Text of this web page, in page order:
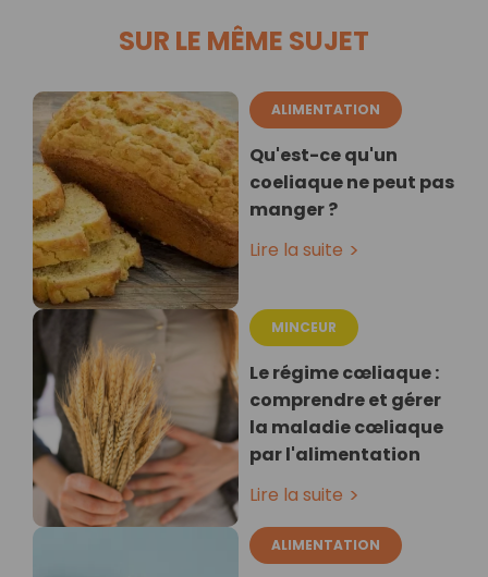
SUR LE MÊME SUJET
ALIMENTATION
Qu'est-ce qu'un
coeliaque ne peut pas
manger ?
Lire la suite
MINCEUR
Le régime cœliaque :
comprendre et gérer
la maladie cœliaque
par l'alimentation
Lire la suite
ALIMENTATION